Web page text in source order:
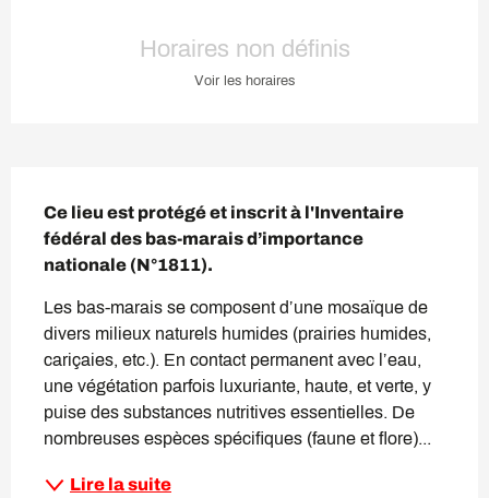
Horaires non définis
Voir les horaires
Ce lieu est protégé et inscrit à l'Inventaire
fédéral des bas-marais d’importance
nationale (N°1811).
Les bas-marais se composent d’une mosaïque de
divers milieux naturels humides (prairies humides,
cariçaies, etc.). En contact permanent avec l’eau,
une végétation parfois luxuriante, haute, et verte, y
puise des substances nutritives essentielles. De
nombreuses espèces spécifiques (faune et flore)...
Lire la suite